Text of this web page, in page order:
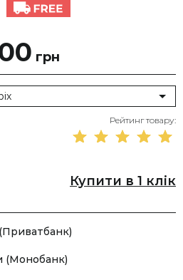
грн
Рейтинг товару:
Купити в 1 клік
(Монобанк)